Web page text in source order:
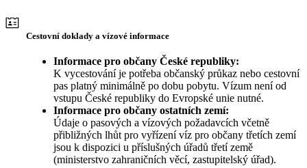
Cestovní doklady a vízové informace
Informace pro občany České republiky:
K vycestování je potřeba občanský průkaz nebo cestovní
pas platný minimálně po dobu pobytu. Vízum není od
vstupu České republiky do Evropské unie nutné.
Informace pro občany ostatních zemí:
Údaje o pasových a vízových požadavcích včetně
přibližných lhůt pro vyřízení víz pro občany třetích zemí
jsou k dispozici u příslušných úřadů třetí země
(ministerstvo zahraničních věcí, zastupitelský úřad).